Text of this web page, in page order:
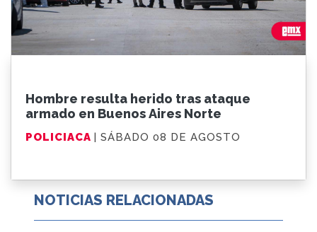
Hombre resulta herido tras ataque
armado en Buenos Aires Norte
POLICIACA | SÁBADO 08 DE AGOSTO
NOTICIAS RELACIONADAS